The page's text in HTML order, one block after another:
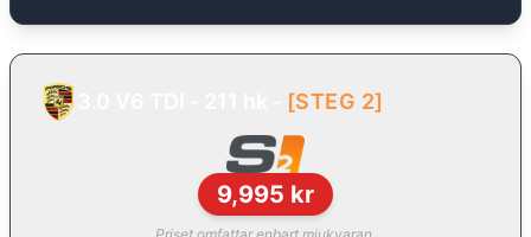
[STEG 2]
9,995 kr